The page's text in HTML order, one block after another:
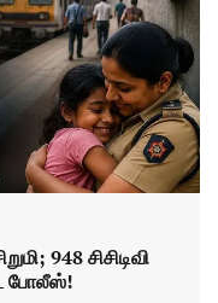
948 சிசிடிவி
போலீஸ்!